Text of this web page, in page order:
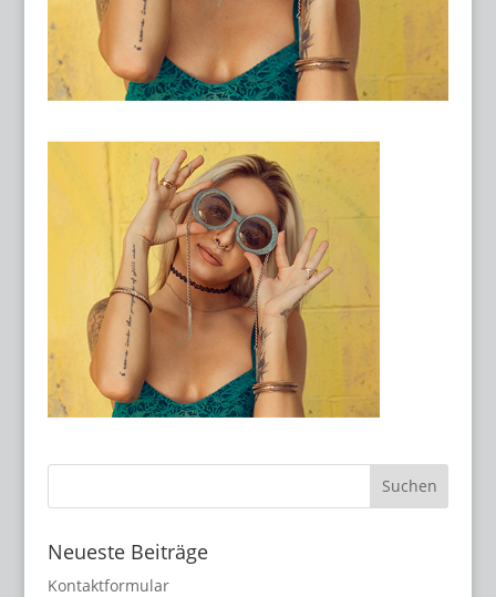
Neueste Beiträge
Kontaktformular